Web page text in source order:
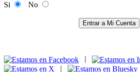
Si
No
Entrar a Mi Cuenta
|
|